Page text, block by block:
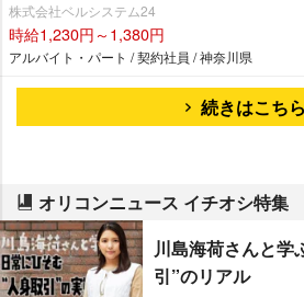
株式会社ベルシステム24
時給1,230円～1,380円
アルバイト・パート / 契約社員 / 神奈川県
続きはこちら
オリコンニュース イチオシ特集
川島海荷さんと学
引”のリアル